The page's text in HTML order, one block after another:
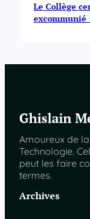
Le Collège
excommunié
Ghislain
Amoureux de
Technologie.
peut les faire
termes.
Archives